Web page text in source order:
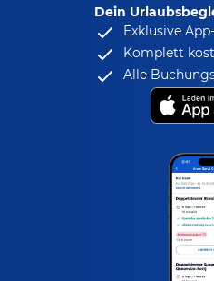
Dein
Exklusive
Komplett
Alle